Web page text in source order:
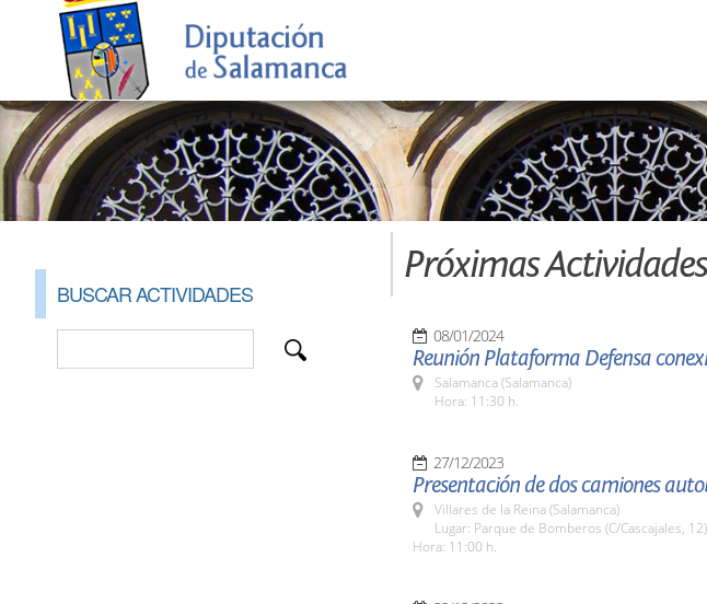
BUSCAR ACTIVIDADES
Próximas
08/01/2024
Reunión Plataforma Defensa
Salamanca (Salamanca)
Hora: 11:30 h.
27/12/2023
Presentación de dos camiones
Villares de la Reina (Salamanca)
Lugar: Parque de Bomberos (C/Cascajales, 12)
Hora: 11:00 h.